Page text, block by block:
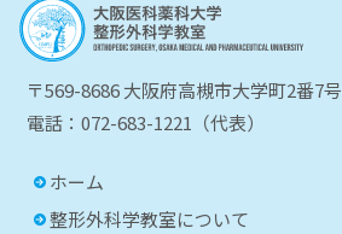
〒569-8686 大阪府高槻市大学町2番7号
電話：072-683-1221（代表）
ホーム
整形外科学教室について